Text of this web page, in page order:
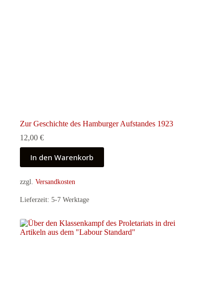
Zur Geschichte des Hamburger Aufstandes 1923
12,00 €
In den Warenkorb
zzgl. Versandkosten
Lieferzeit: 5-7 Werktage